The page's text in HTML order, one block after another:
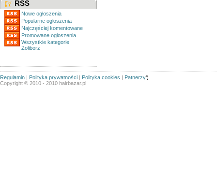
RSS
Nowe ogłoszenia
Popularne ogłoszenia
Najczęściej komentowane
Promowane ogłoszenia
Wszystkie kategorie
Żoliborz
Regulamin | Polityka prywatności | Polityka cookies | Patnerzy
Copyright © 2010 - 2010 hairbazar.pl
')